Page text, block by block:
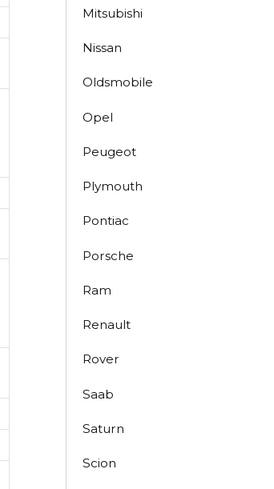
Mitsubishi
Nissan
Oldsmobile
Opel
Peugeot
Plymouth
Pontiac
Porsche
Ram
Renault
Rover
Saab
Saturn
Scion